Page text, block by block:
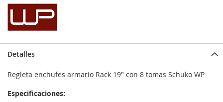
Detalles
Regleta enchufes armario Rack 19" con 8 tomas Schuko WP
Especificaciones: